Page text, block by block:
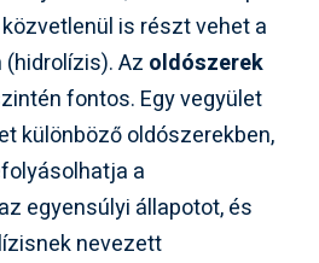
is részt vehet a
Az oldószerek
fontos. Egy vegyület
különböző oldószerekben,
a
egyensúlyi állapotot, és
nevezett